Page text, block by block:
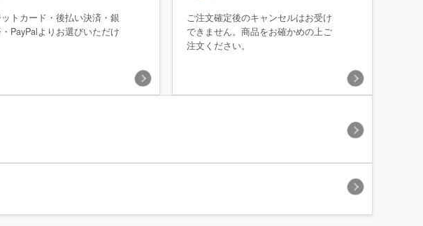
トカード・後払い決済・銀
PayPalよりお選びいただけ
ご注文確定後のキャンセルはお受け
できません。商品をお確かめの上ご
注文ください。